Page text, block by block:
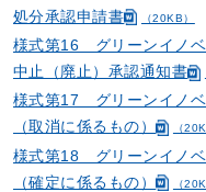
処分承認申請書
（20KB）
様式第16 グリーンイノベ
中止（廃止）承認通知書
様式第17 グリーンイノベ
（取消に係るもの）
（
様式第18 グリーンイノベ
（確定に係るもの）
（